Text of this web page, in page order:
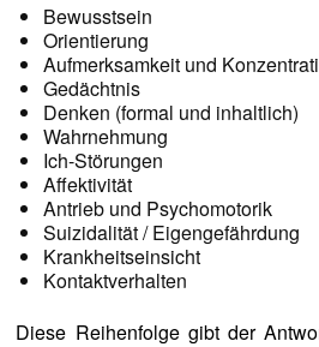
Bewusstsein
Orientierung
Aufmerksamkeit und
Gedächtnis
Denken (formal und inhaltlich)
Wahrnehmung
Ich-Störungen
Affektivität
Antrieb und Psychomotorik
Suizidalität / Eigengefährdung
Krankheitseinsicht
Kontaktverhalten
Diese Reihenfolge gibt der